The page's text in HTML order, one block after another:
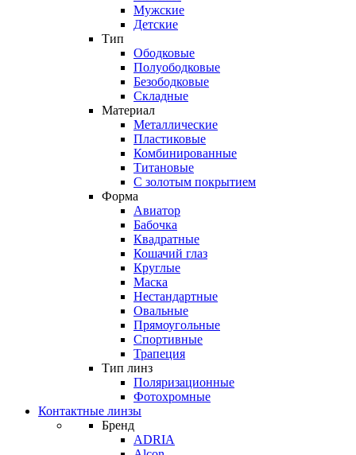
Мужские
Детские
Тип
Ободковые
Полуободковые
Безободковые
Складные
Материал
Металлические
Пластиковые
Комбинированные
Титановые
С золотым покрытием
Форма
Авиатор
Бабочка
Квадратные
Кошачий глаз
Круглые
Маска
Нестандартные
Овальные
Прямоугольные
Спортивные
Трапеция
Тип линз
Поляризационные
Фотохромные
Контактные линзы
Бренд
ADRIA